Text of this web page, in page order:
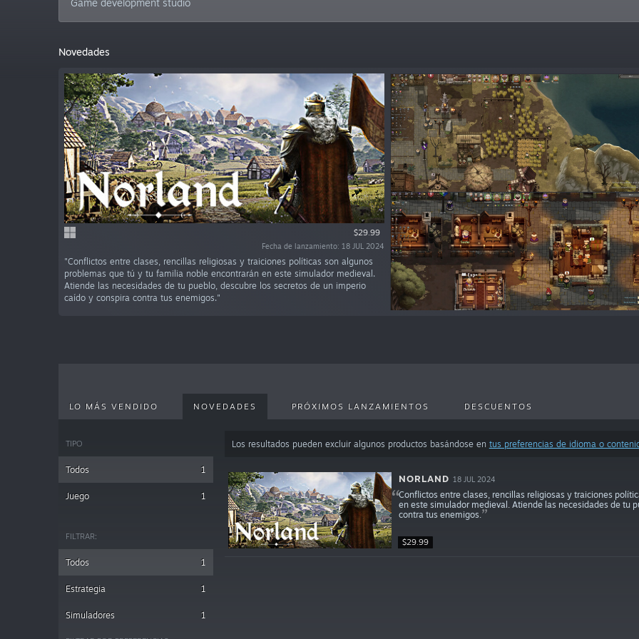
Game development studio
Novedades
$29.99
Fecha de lanzamiento: 18 JUL 2024
"Conflictos entre clases, rencillas religiosas y traiciones políticas son algunos
problemas que tú y tu familia noble encontrarán en este simulador medieval.
Atiende las necesidades de tu pueblo, descubre los secretos de un imperio
caído y conspira contra tus enemigos."
LO MÁS VENDIDO NOVEDADES PRÓXIMOS LANZAMIENTOS DESCUENTOS
TIPO
Todos 1
Juego 1
FILTRAR:
Todos 1
Estrategia 1
Simuladores 1
Los resultados pueden excluir algunos productos basándose en tus preferencias de idioma o
$29.99
NORLAND 18 JUL 2024
Conflictos entre clases, rencillas religiosas y traiciones
en este simulador medieval. Atiende las necesidades de tu
contra tus enemigos.